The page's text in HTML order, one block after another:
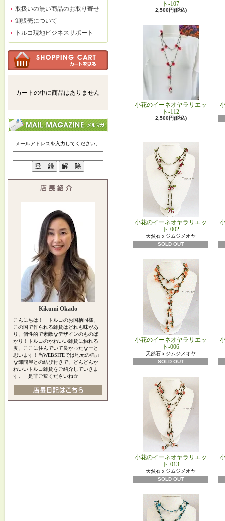
取扱いの無い商品のお取り寄せ
卸販売について
トルコ現地ビジネスサポート
カートの中に商品はありません
メールアドレスを入力してください。
Kikumi Okado
こんにちは！ トルコのお国柄同様、
この国で作られる雑貨はどれも味があ
り、個性的で素敵なデザインのものば
かり！トルコのかわいい雑貨に触れる
度、ここに住んでいて良かったなーと
思います！当WEBSITEでは地元の強力
な卸問屋との結び付きで、どんどんか
わいいトルコ雑貨をご紹介していきま
す。 是非ご覧くださいね☆
ト-107
2,500円(税込)
小花のイーネオヤラリエッ
ト-112
2,500円(税込)
小花のイーネオヤラリエッ
ト-002
天然石ｘジムジメオヤ
SOLD OUT
小花のイーネオヤラリエッ
ト-006
天然石ｘジムジメオヤ
SOLD OUT
小花のイーネオヤラリエッ
ト-013
天然石ｘジムジメオヤ
SOLD OUT